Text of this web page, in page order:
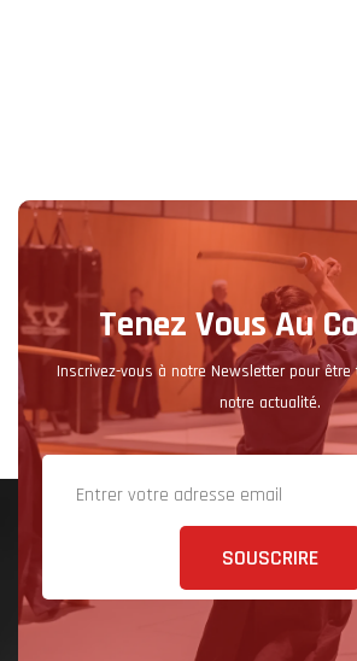
Tenez Vous Au
Inscrivez-vous à notre Newsletter pour
notre actualité.
SOUSCRIRE